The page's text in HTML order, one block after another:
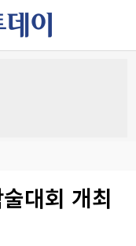
대회 개최